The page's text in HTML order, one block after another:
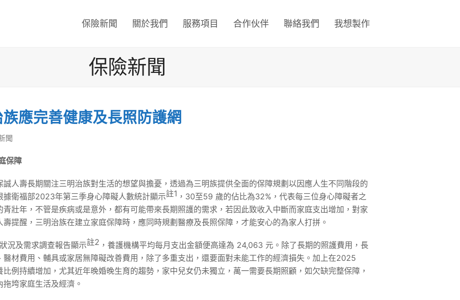
保險新聞 關於我們 服務項目 合作伙伴 聯絡我們 我想製作
保險新聞
應完善健康及長照防護網
聞
保障
人壽長期關注三明治族對生活的想望與擔憂，透過為三明族提供全面的保障規劃以因應人生不同階段的
據衛福部2023年第三季身心障礙人數統計顯示註1 ，30至59 歲的佔比為32%，代表每三位身心障礙者之
壯年，不管是疾病或是意外，都有可能帶來長期照護的需求，若因此致收入中斷而家庭支出增加，對家
提醒，三明治族在建立家庭保障時，應同時規劃醫療及長照保障，才能安心的為家人打拼。
況及需求調查報告顯示註2 ，養護機構平均每月支出金額便高達為 24,063 元。除了長期的照護費用，長
材費用、輔具或家居無障礙改善費用，除了多重支出，還要面對未能工作的經濟損失。加上在2025
例持續增加，尤其近年晚婚晚生育的趨勢，家中兒女仍未獨立，萬一需要長期照顧，如欠缺完整保障，
垮家庭生活及經濟。